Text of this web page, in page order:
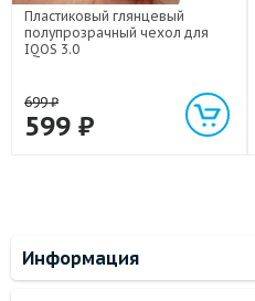
Пластиковый глянцевый
полупрозрачный чехол для
IQOS 3.0
699₽
599 ₽
Информация